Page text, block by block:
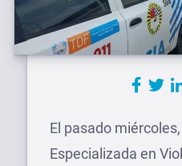
El pasado
Especializada en